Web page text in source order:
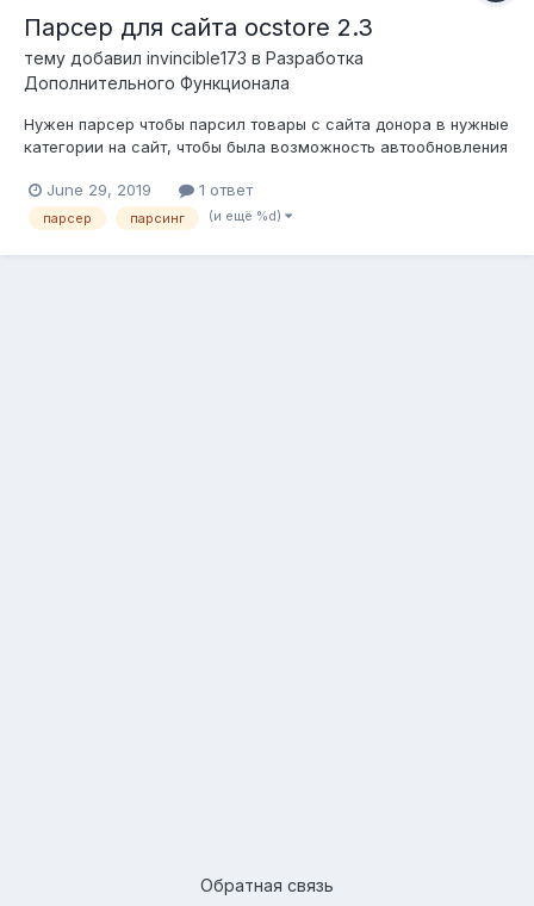
Парсер для сайта ocstore 2.3
тему добавил invincible173 в Разработка
Дополнительного Функционала
Нужен парсер чтобы парсил товары с сайта донора в нужные
категории на сайт, чтобы была возможность автообновления
June 29, 2019
1 ответ
парсер парсинг (и ещё %d)
Обратная связь